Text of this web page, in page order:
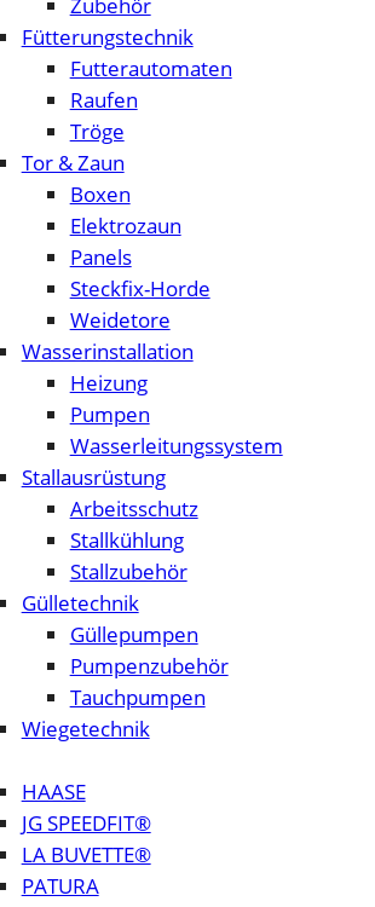
Fütterungstechnik
Futterautomaten
Raufen
Tröge
Tor & Zaun
Boxen
Elektrozaun
Panels
Steckfix-Horde
Weidetore
Wasserinstallation
Heizung
Pumpen
Wasserleitungssystem
Stallausrüstung
Arbeitsschutz
Stallkühlung
Stallzubehör
Gülletechnik
Güllepumpen
Pumpenzubehör
Tauchpumpen
Wiegetechnik
HAASE
JG SPEEDFIT®
LA BUVETTE®
PATURA